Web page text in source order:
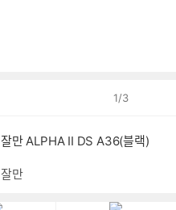
1/3
잘만 ALPHA II DS A36(블랙)
잘만